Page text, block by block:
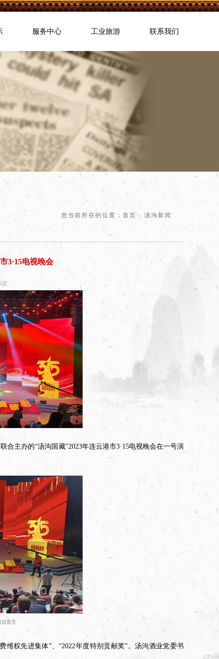
服务中心 工业旅游 联系我们
您当前所在的位置： 首页 - 汤沟新闻
3·15电视晚会
次
主办的“汤沟国藏”2023年连云港市3·15电视晚会在一号演
信宣言
维权先进集体”、“2022年度特别贡献奖”。汤沟酒业党委书